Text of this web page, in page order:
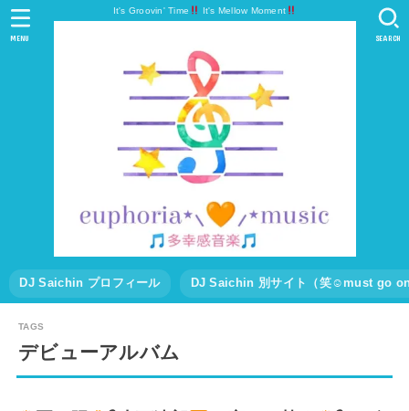
It's Groovin' Time It's Mellow Moment
DJ Saichin プロフィール DJ Saichin 別サイト（笑☺must go
SEARCH
MENU
デビューアルバム